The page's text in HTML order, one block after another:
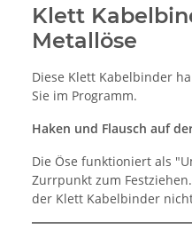
Klett
Metallöse
Diese Klett Kabelbinder
Sie im Programm.
Haken und Flausch auf
Die Öse funktioniert als
Zurrpunkt zum
der Klett Kabelbinder